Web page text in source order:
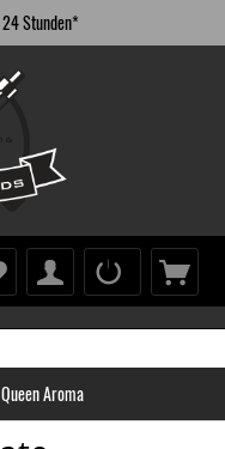
Stunden*
Aroma